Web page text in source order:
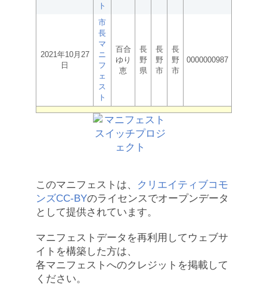
ト
2021年10月27
日
市
長
マ
ニ
フ
ェ
ス
ト
百合
ゆり
恵
長
野
県
長
野
市
長
野
市
0000000987
このマニフェストは、
クリエイティブコモ
ンズCC-BYのライセンスでオープンデータ
として提供されています。
マニフェストデータを再利用してウェブサ
イトを構築した方は、
各マニフェストへのクレジットを掲載して
ください。